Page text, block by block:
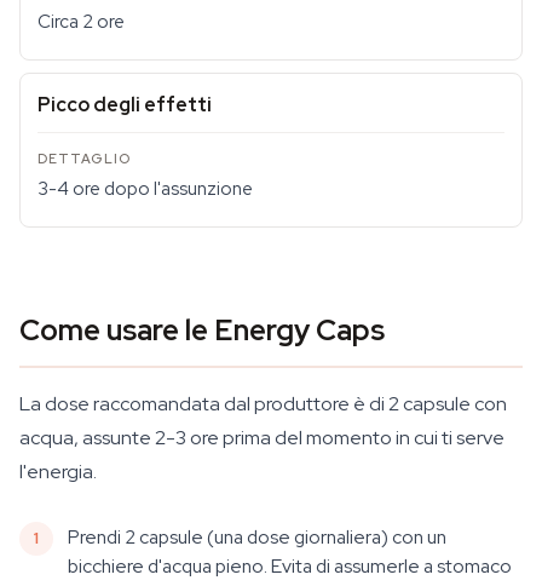
Circa 2 ore
Picco degli effetti
3-4 ore dopo l'assunzione
Come usare le Energy Caps
La dose raccomandata dal produttore è di 2 capsule con
acqua, assunte 2-3 ore prima del momento in cui ti serve
l'energia.
Prendi 2 capsule (una dose giornaliera) con un
bicchiere d'acqua pieno. Evita di assumerle a stomaco